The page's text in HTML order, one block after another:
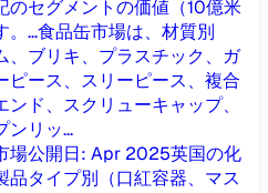
のセグメントの価値（10億米
。...食品缶市場は、材質別
、ブリキ、プラスチック、ガ
ピース、スリーピース、複合
ド、スクリューキャップ、
ンリッ...
場公開日: Apr 2025英国の化
品タイプ別（口紅容器、マス